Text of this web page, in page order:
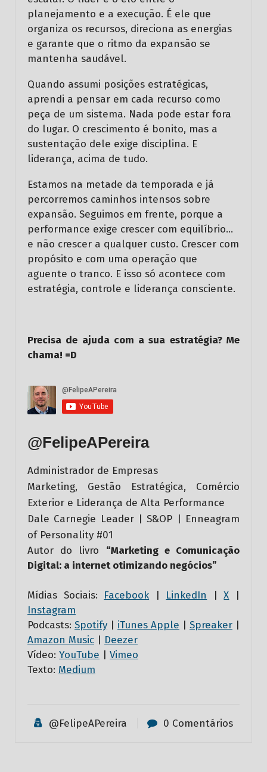
planejamento e a execução. É ele que
organiza os recursos, direciona as energias
e garante que o ritmo da expansão se
mantenha saudável.
Quando assumi posições estratégicas,
aprendi a pensar em cada recurso como
peça de um sistema. Nada pode estar fora
do lugar. O crescimento é bonito, mas a
sustentação dele exige disciplina. E
liderança, acima de tudo.
Estamos na metade da temporada e já
percorremos caminhos intensos sobre
expansão. Seguimos em frente, porque a
performance exige crescer com equilíbrio…
e não crescer a qualquer custo. Crescer com
propósito e com uma operação que
aguente o tranco. E isso só acontece com
estratégia, controle e liderança consciente.
Precisa de ajuda com a sua estratégia? Me
chama! =D
@FelipeAPereira
Administrador de Empresas
Marketing, Gestão Estratégica, Comércio
Exterior e Liderança de Alta Performance
Dale Carnegie Leader | S&OP | Enneagram
of Personality #01
Autor do livro “Marketing e Comunicação
Digital: a internet otimizando negócios”
Mídias Sociais: Facebook LinkedIn |X
Instagram
Podcasts: Spotify iTunes Apple Spreaker
Amazon Music
Deezer
Vídeo: YouTube
Vimeo
Texto: Medium
@FelipeAPereira 0 Comentários